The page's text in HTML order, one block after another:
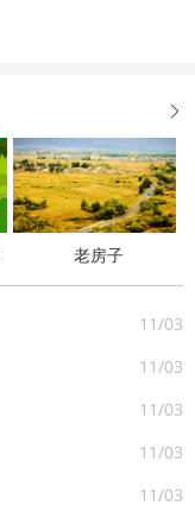

老房子
11/03
11/03
11/03
11/03
11/03